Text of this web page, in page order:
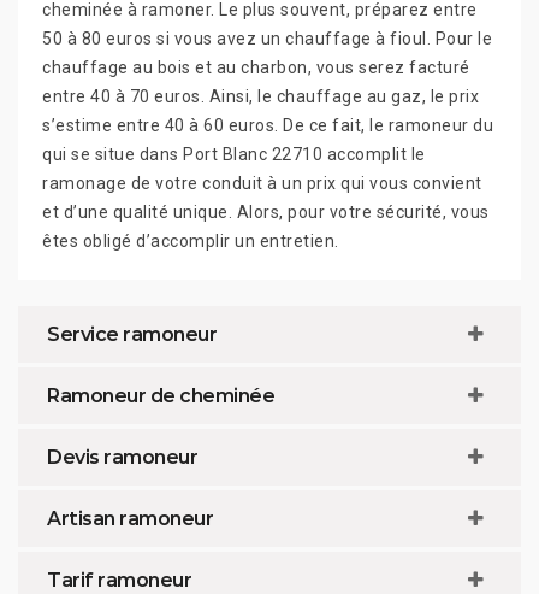
cheminée à ramoner. Le plus souvent, préparez entre
50 à 80 euros si vous avez un chauffage à fioul. Pour le
chauffage au bois et au charbon, vous serez facturé
entre 40 à 70 euros. Ainsi, le chauffage au gaz, le prix
s’estime entre 40 à 60 euros. De ce fait, le ramoneur du
qui se situe dans Port Blanc 22710 accomplit le
ramonage de votre conduit à un prix qui vous convient
et d’une qualité unique. Alors, pour votre sécurité, vous
êtes obligé d’accomplir un entretien.
Service ramoneur
Ramoneur de cheminée
Devis ramoneur
Artisan ramoneur
Tarif ramoneur